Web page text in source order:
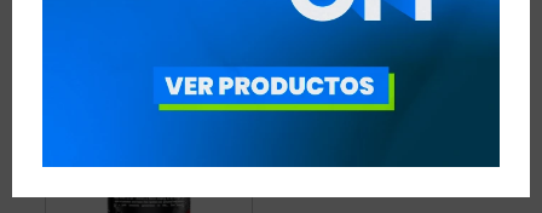
QUITAR FILTROS